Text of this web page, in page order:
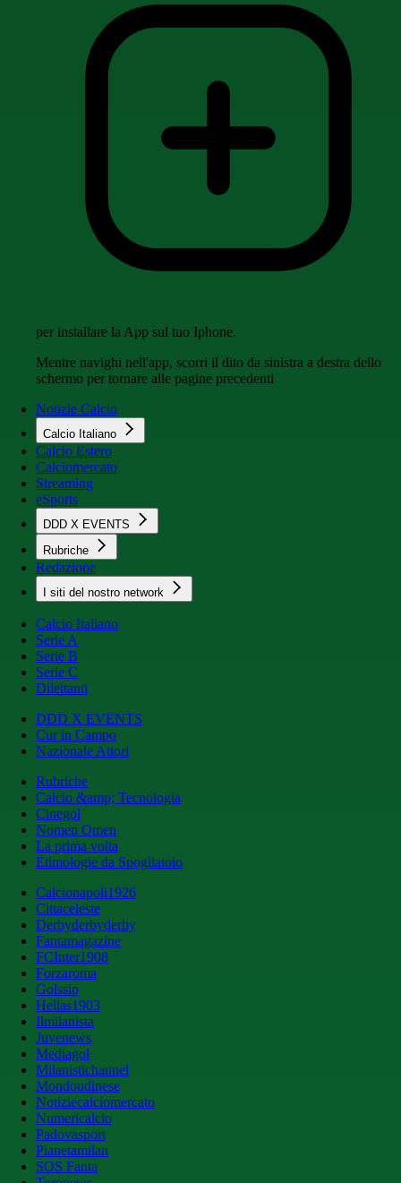
per installare la App sul tuo Iphone.
Mentre navighi nell'app, scorri il dito da sinistra a destra dello
schermo per tornare alle pagine precedenti
Notizie Calcio
Calcio Italiano
Calcio Estero
Calciomercato
Streaming
eSports
DDD X EVENTS
Rubriche
Redazione
I siti del nostro network
Calcio Italiano
Serie A
Serie B
Serie C
Dilettanti
DDD X EVENTS
Cur in Campo
Nazionale Attori
Rubriche
Calcio &amp; Tecnologia
Cinegol
Nomen Omen
La prima volta
Etimologie da Spogliatoio
Calcionapoli1926
Cittaceleste
Derbyderbyderby
Fantamagazine
FCInter1908
Forzaroma
Golssip
Hellas1903
Ilmilanista
Juvenews
Mediagol
Milanistichannel
Mondoudinese
Notiziecalciomercato
Numericalcio
Padovasport
Pianetamilan
SOS Fanta